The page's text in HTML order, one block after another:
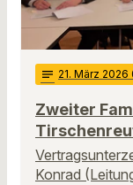
notes 21. März 2026
Zweiter
Konrad